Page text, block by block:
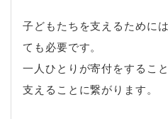
子どもたちを支えるために
ても必要です。
一人ひとりが寄付をするこ
支えることに繋がります。